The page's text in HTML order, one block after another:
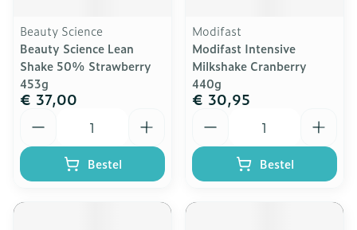
Beauty Science
Beauty Science Lean
Shake 50% Strawberry
453g
€ 37,00
Bestel
Modifast
Modifast Intensive
Milkshake Cranberry
440g
€ 30,95
Bestel